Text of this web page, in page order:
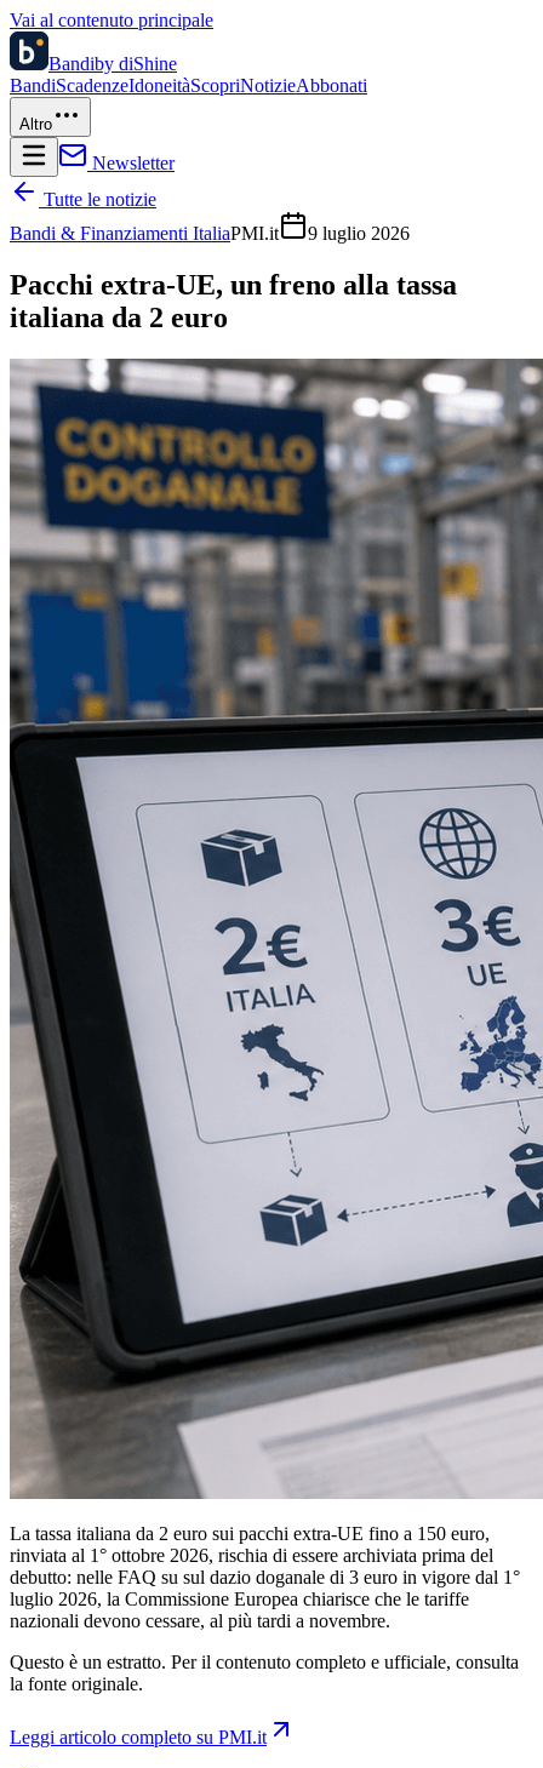
Vai al contenuto principale
Bandiby diShine
BandiScadenzeIdoneitàScopriNotizieAbbonati
Altro
Newsletter
Tutte le notizie
Bandi & Finanziamenti ItaliaPMI.it 9 luglio 2026
Pacchi extra-UE, un freno alla tassa
italiana da 2 euro
La tassa italiana da 2 euro sui pacchi extra-UE fino a 150 euro,
rinviata al 1° ottobre 2026, rischia di essere archiviata prima del
debutto: nelle FAQ su sul dazio doganale di 3 euro in vigore dal 1°
luglio 2026, la Commissione Europea chiarisce che le tariffe
nazionali devono cessare, al più tardi a novembre.
Questo è un estratto. Per il contenuto completo e ufficiale, consulta
la fonte originale.
Leggi articolo completo su PMI.it